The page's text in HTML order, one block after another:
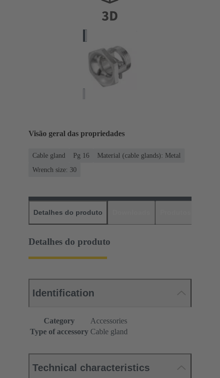
Visão geral das propriedades
Cable gland Pg 16
Material (cable glands): Metal
Wrench size: 30
Detalhes do produto
Detalhes do produto
Identification
Category
Accessories
Type of accessory Cable gland
Technical characteristics